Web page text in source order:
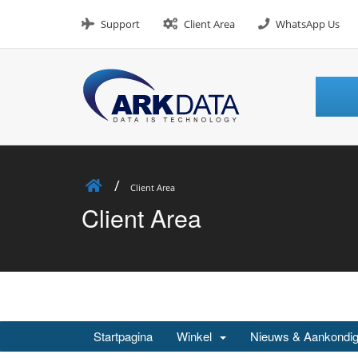
Support Client Area WhatsApp Us
Client Area
Client Area
Startpagina Winkel Nieuws &